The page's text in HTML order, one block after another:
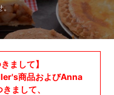
まして】
商品およびAnna
まして、